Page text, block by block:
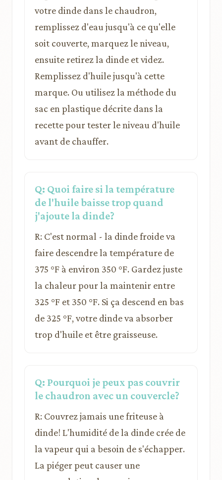
votre dinde dans le chaudron,
remplissez d'eau jusqu'à ce qu'elle
soit couverte, marquez le niveau,
ensuite retirez la dinde et videz.
Remplissez d'huile jusqu'à cette
marque. Ou utilisez la méthode du
sac en plastique décrite dans la
recette pour tester le niveau d'huile
avant de chauffer.
Q: Quoi faire si la température
de l'huile baisse trop quand
j'ajoute la dinde?
R: C'est normal - la dinde froide va
faire descendre la température de
375 °F à environ 350 °F. Gardez juste
la chaleur pour la maintenir entre
325 °F et 350 °F. Si ça descend en bas
de 325 °F, votre dinde va absorber
trop d'huile et être graisseuse.
Q: Pourquoi je peux pas couvrir
le chaudron avec un couvercle?
R: Couvrez jamais une friteuse à
dinde! L'humidité de la dinde crée de
la vapeur qui a besoin de s'échapper.
La piéger peut causer une